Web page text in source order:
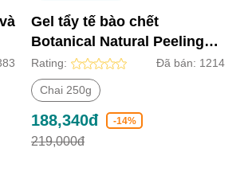
Gel tẩy tế bào chết
Botanical Natural Peeling
Gel
Rating: Đã bán: 1214
Chai 250g
188,340đ -14%
219,000đ